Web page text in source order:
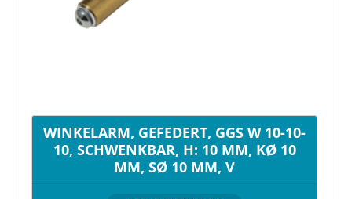
WINKELARM, GEFEDERT, GGS W 10-10-
10, SCHWENKBAR, H: 10 MM, KØ 10
MM, SØ 10 MM, V